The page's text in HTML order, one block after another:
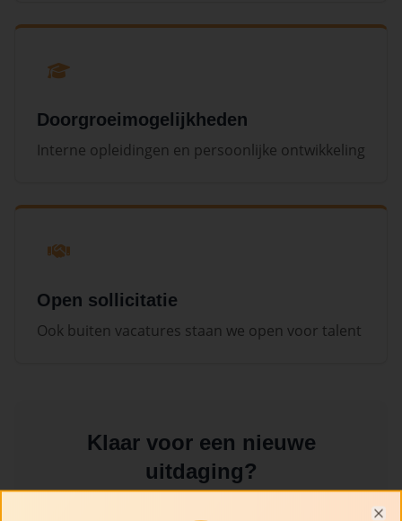
Doorgroeimogelijkheden
Interne opleidingen en persoonlijke ontwikkeling
Open sollicitatie
Ook buiten vacatures staan we open voor talent
Klaar voor een nieuwe
uitdaging?